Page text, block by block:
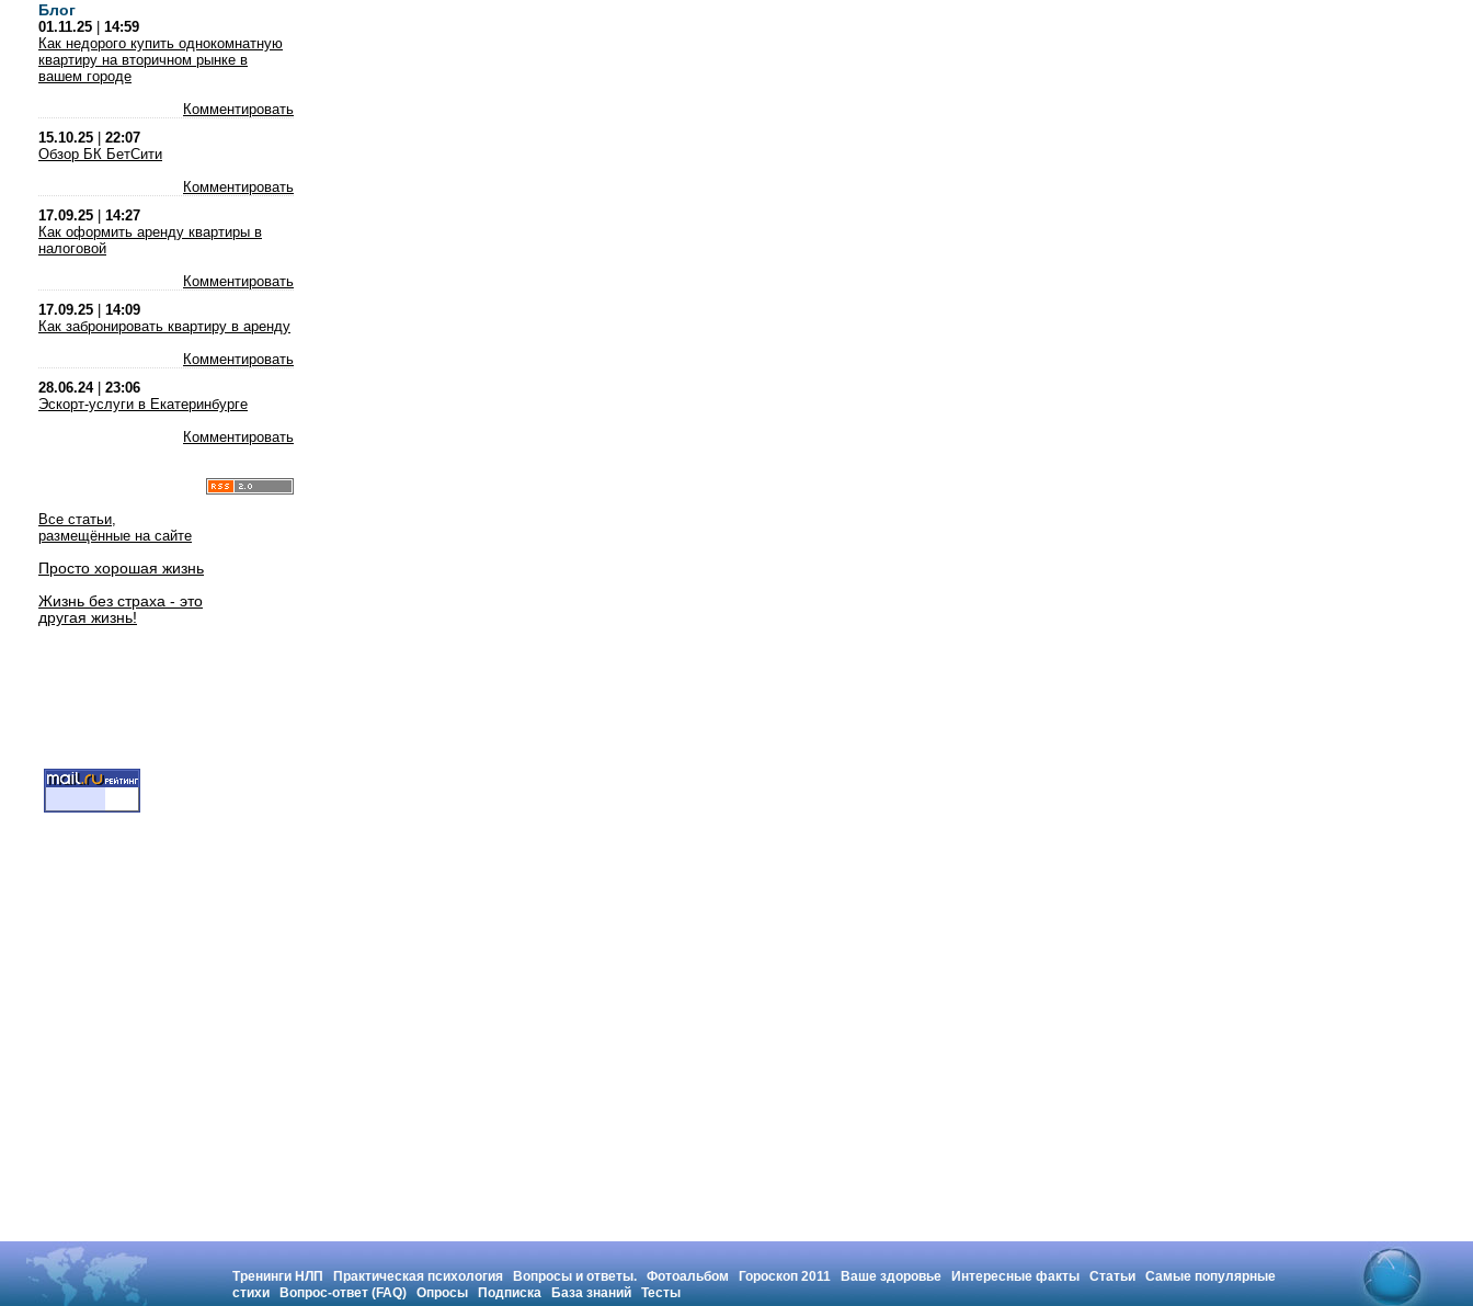
Блог
01.11.25
14:59
Как недорого купить однокомнатную
квартиру на вторичном рынке в
вашем городе
Комментировать
15.10.25
22:07
Обзор БК БетСити
Комментировать
17.09.25
14:27
Как оформить аренду квартиры в
налоговой
Комментировать
17.09.25
14:09
Как забронировать квартиру в аренду
Комментировать
28.06.24| 23:06
Эскорт-услуги в Екатеринбурге
Комментировать
Все статьи,
размещённые на сайте
Просто хорошая жизнь
Жизнь без страха - это
другая жизнь!
Тренинги НЛП Практическая психология Вопросы и ответы. Фотоальбом Гороскоп 2011 Ваше здоровье Интересные факты Статьи
Самые популярные
стихи
Вопрос-ответ (FAQ) Опросы Подписка База знаний Тесты